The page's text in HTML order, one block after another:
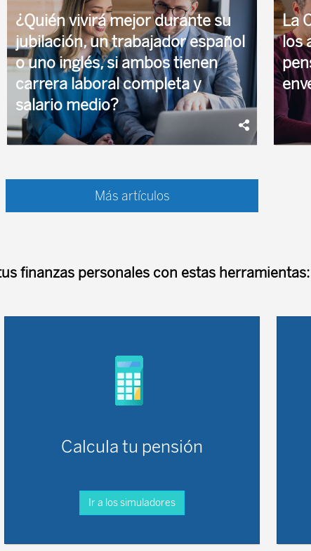
¿Quién vivirá mejor durante su
jubilación, un trabajador español
o uno inglés, si ambos tienen
carrera laboral completa y
salario medio?
Evitamos comparar los casos de personas que
cambian su residencia a otro país cuando llega
su retiro, buscando países de alta calidad de
La
los
Más artículos
finanzas personales con estas herramientas:
Calcula tu pensión
Ir a los simuladores